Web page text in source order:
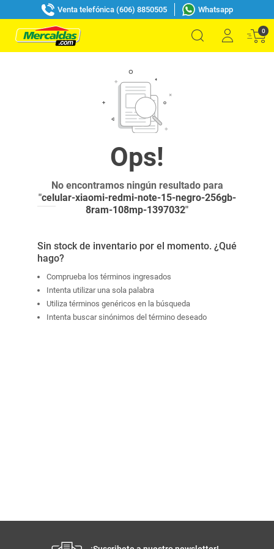
Venta telefónica (606) 8850505 Whatsapp
0
No encontramos ningún resultado para
"celular-xiaomi-redmi-note-15-negro-256gb-
8ram-108mp-1397032"
Sin stock de inventario por el momento. ¿Qué
hago?
Comprueba los términos ingresados
Intenta utilizar una sola palabra
Utiliza términos genéricos en la búsqueda
Intenta buscar sinónimos del término deseado